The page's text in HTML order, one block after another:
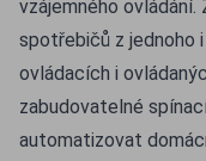
vzájemného
spotřebičů z jednoho
ovládacích i
zabudovatelné
automatizovat